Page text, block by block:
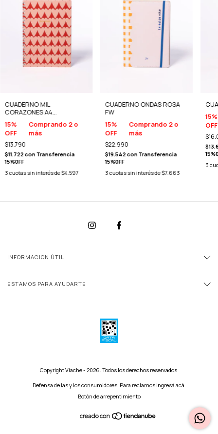
CUADERNO MIL
CORAZONES A4
15%
OFF
Comprando 2 o
más
$13.790
$11.722 con Transferencia
15%0FF
3cuotas sin interés de$4.597
CUADERNO ONDAS ROSA
FW
15%
OFF
Comprando 2 o
más
$22.990
$19.542 con Transferencia
15%0FF
3cuotas sin interés de$7.663
15%
OFF
3
INFORMACION ÚTIL
ESTAMOS PARA AYUDARTE
Copyright Viache - 2026. Todos los derechos reservados.
Defensa de las y los consumidores. Para reclamos ingresá acá.
Botón de arrepentimiento